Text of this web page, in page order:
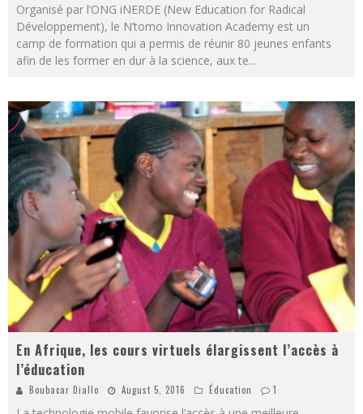
Organisé par l’ONG iNERDE (New Education for Radical
Développement), le N’tomo Innovation Academy est un
camp de formation qui a permis de réunir 80 jeunes enfants
afin de les former en dur à la science, aux te...
En Afrique, les cours virtuels élargissent l’accès à
l’éducation
Boubacar Diallo August 5, 2016 Éducation 1